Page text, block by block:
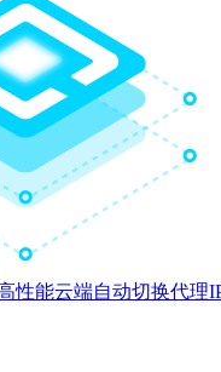
性能云端自动切换代理